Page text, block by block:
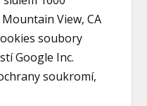
View, CA
soubory
Google Inc.
soukromí,